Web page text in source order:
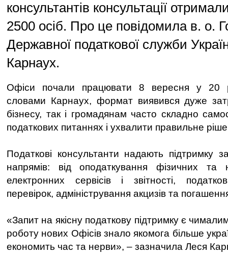
консультантів консультації
2500 осіб. Про це повідомила в. о.
Державної податкової служби
Карнаух.
Офіси почали працювати 8 вересня у 20
словами Карнаух, формат виявився дуже
бізнесу, так і громадянам часто складно
податкових питаннях і ухвалити правильне
Податкові консультанти надають підтримку
напрямів: від оподаткування фізичних
електронних сервісів і звітності,
перевірок, адміністрування акцизів та
«Запит на якісну податкову підтримку є
роботу нових Офісів знало якомога більше
економить час та нерви», – зазначила Леся